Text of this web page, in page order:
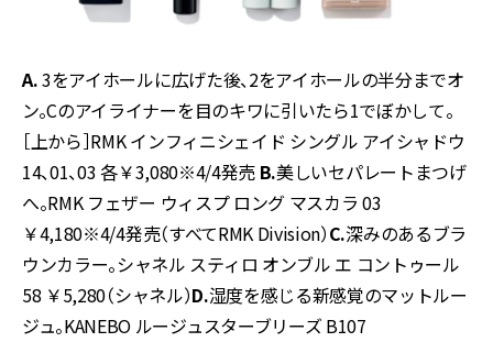
A.3をアイホールに広げた後、2をアイホールの半分までオ
ン。Cのアイライナーを目のキワに引いたら1でぼかして。
［上から］RMKインフィニシェイド シングル アイシャドウ
14、01、03各￥3,080※4/4発売 B.美しいセパレートまつげ
へ。RMKフェザー ウィスプ ロング マスカラ 03
￥4,180※4/4発売（すべてRMK Division）C.深みのあるブラ
ウンカラー。シャネル スティロ オンブル エ コントゥール
58 ￥5,280（シャネル）D.湿度を感じる新感覚のマットルー
ジュ。KANEBO ルージュスターブリーズ B107